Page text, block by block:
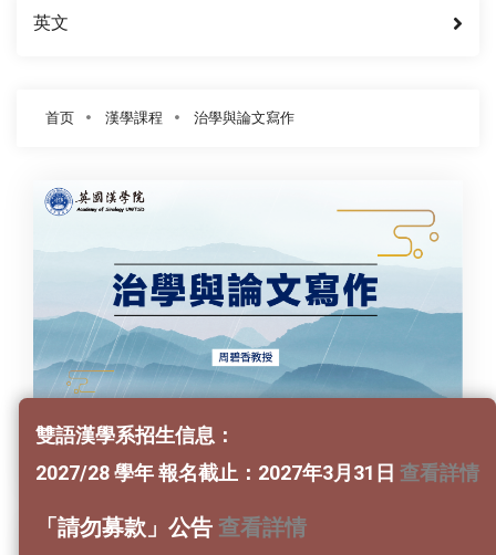
英文
首页 漢學課程 治學與論文寫作
治學與論文寫作 第一集
雙語漢學系招生信息：
2027/28 學年 報名截止：2027年3月31日 查看詳情
「請勿募款」公告 查看詳情